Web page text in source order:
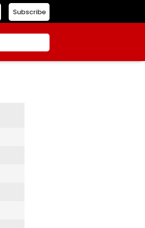
Subscribe